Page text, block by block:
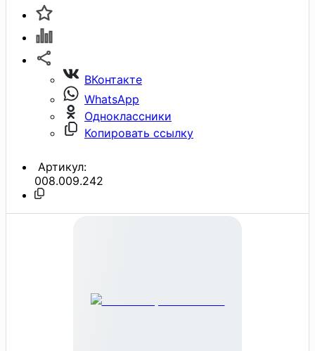
ВКонтакте
WhatsApp
Одноклассники
Копировать ссылку
Артикул:
008.009.242